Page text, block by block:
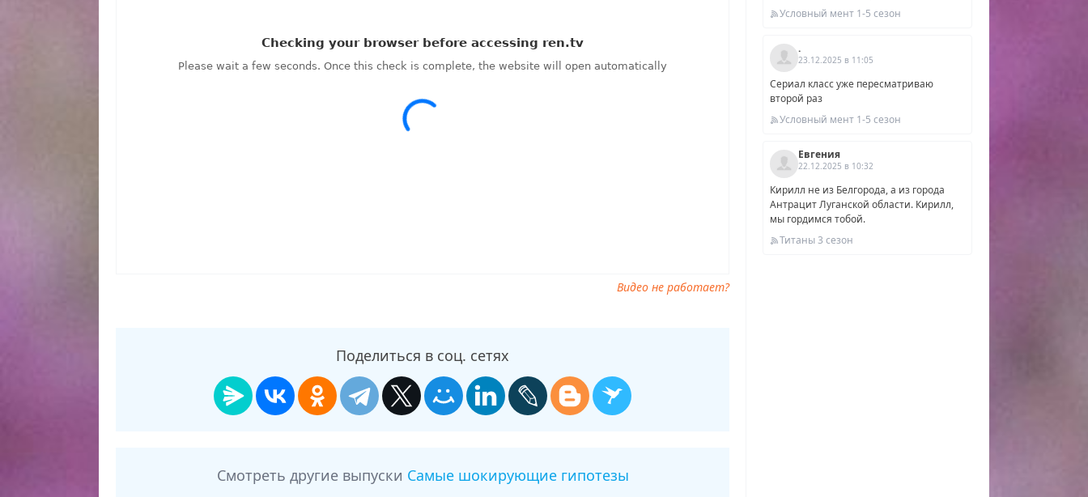
шокирующие гипотезы от 27.10.2025, смотреть программу Самые шокирующие гипотезы от 27.10.2025
Видео не работает?
Поделиться в соц. сетях
Смотреть другие выпуски Самые шокирующие гипотезы
Условный мент 1-5 сезон
.
23.12.2025 в 11:05
Сериал класс уже пересматриваю
второй раз
Условный мент 1-5 сезон
Евгения
22.12.2025 в 10:32
Кирилл не из Белгорода, а из города
Антрацит Луганской области. Кирилл,
мы гордимся тобой.
Титаны 3 сезон